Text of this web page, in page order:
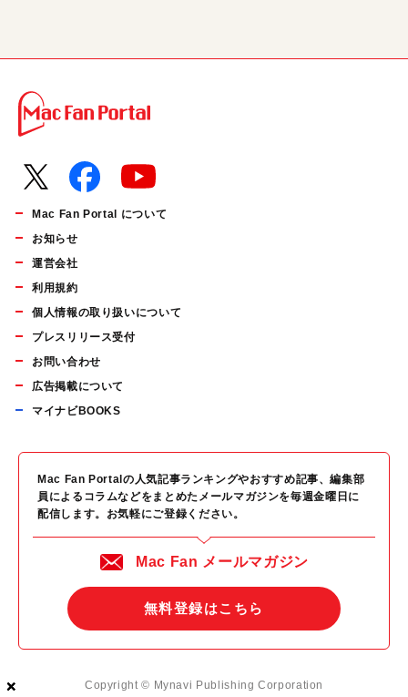
×
×
×
Mac Fan Portal について
お知らせ
運営会社
利用規約
個人情報の取り扱いについて
プレスリリース受付
お問い合わせ
広告掲載について
マイナビBOOKS
Mac Fan Portalの人気記事ランキングやおすすめ記事、編集部
員によるコラムなどをまとめたメールマガジンを毎週金曜日に
配信します。お気軽にご登録ください。
Mac Fan メールマガジン
無料登録はこちら
Copyright © Mynavi Publishing Corporation